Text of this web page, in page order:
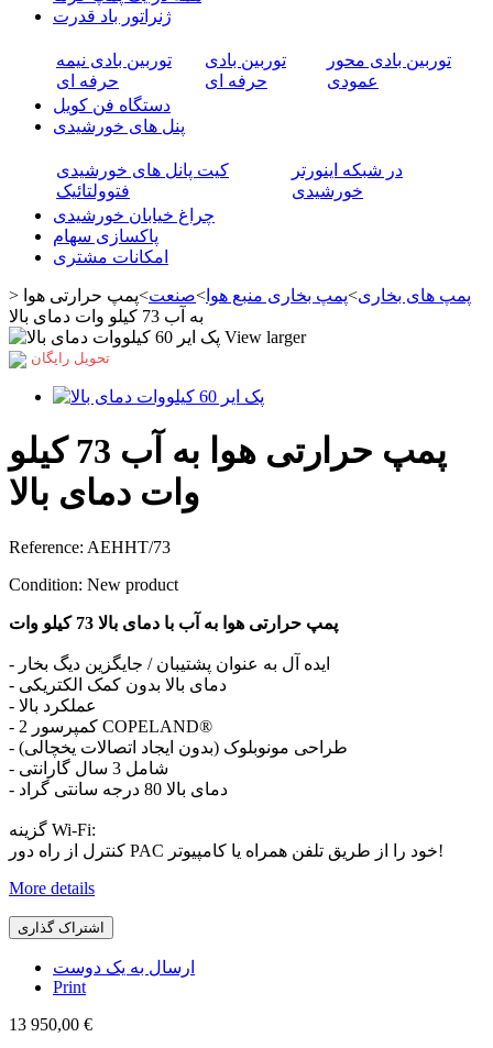
ژنراتور باد قدرت
توربین بادی نیمه
حرفه ای
توربین بادی
حرفه ای
توربین بادی محور
عمودی
دستگاه فن کویل
پنل های خورشیدی
کیت پانل های خورشیدی
فتوولتائیک
در شبکه اینورتر
خورشیدی
چراغ خیابان خورشیدی
پاکسازی سهام
امکانات مشتری
> پمپ های بخاری>پمپ بخاری منبع هوا >صنعت>پمپ حرارتی هوا
به آب 73 کیلو وات دمای بالا
View larger
تحویل رایگان
پمپ حرارتی هوا به آب 73 کیلو
وات دمای بالا
Reference: AEHHT/73
Condition: New product
پمپ حرارتی هوا به آب با دمای بالا 73 کیلو وات
- ایده آل به عنوان پشتیبان / جایگزین دیگ بخار
- دمای بالا بدون کمک الکتریکی
- عملکرد بالا
- 2 کمپرسور COPELAND®
- طراحی مونوبلوک (بدون ایجاد اتصالات یخچالی)
- شامل 3 سال گارانتی
- دمای بالا 80 درجه سانتی گراد
گزینه Wi-Fi:
کنترل از راه دور PAC خود را از طریق تلفن همراه یا کامپیوتر!
More details
اشتراک گذاری
ارسال به یک دوست
Print
13 950,00 €